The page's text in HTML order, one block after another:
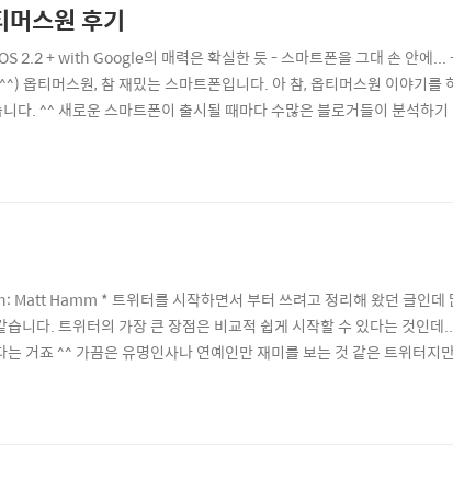
스원 후기
2.2 + with Google의 매력은 확실한 듯 - 스마트폰을 그대 손 안에...
옵티머스원, 참 재밌는 스마트폰입니다. 아 참, 옵티머스원 이야기를
다. ^^ 새로운 스마트폰이 출시될 때마다 수많은 블로거들이 분석하
관심을 받고 있는지 쉽게 알 수 있는 것 같습니다. 어느 한편으로는 이
Hamm * 트위터를 시작하면서 부터 쓰려고 정리해 왔던 글인데
니다. 트위터의 가장 큰 장점은 비교적 쉽게 시작할 수 있다는 것인데
거죠 ^^ 가끔은 유명인사나 연예인만 재미를 보는 것 같은 트위터지
했지만 조금 더 활용하기 원하는 유저나, 트위터로 무엇을 해야할지 모